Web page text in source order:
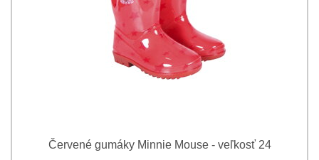
Červené gumáky Minnie Mouse - veľkosť 24